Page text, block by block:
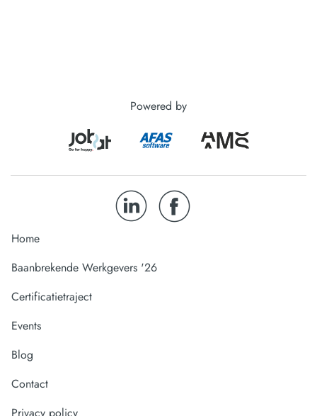
Powered by
Home
Baanbrekende Werkgevers '26
Certificatietraject
Events
Blog
Contact